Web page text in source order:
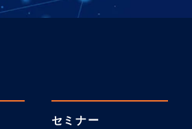
セミナー